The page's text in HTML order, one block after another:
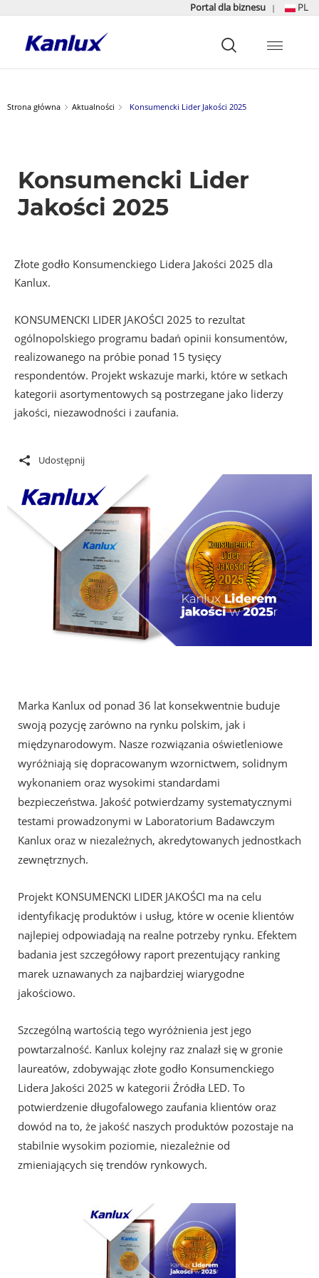
Portal dla biznesu | PL
główna
Strona główna Aktualności Konsumencki Lider Jakości 2025
Konsumencki Lider
Jakości 2025
Złote godło Konsumenckiego Lidera Jakości 2025 dla
Kanlux.
KONSUMENCKI LIDER JAKOŚCI 2025 to rezultat
ogólnopolskiego programu badań opinii konsumentów,
realizowanego na próbie ponad 15 tysięcy
respondentów. Projekt wskazuje marki, które w setkach
kategorii asortymentowych są postrzegane jako liderzy
jakości, niezawodności i zaufania.
Udostępnij
Marka Kanlux od ponad 36 lat konsekwentnie buduje
swoją pozycję zarówno na rynku polskim, jak i
międzynarodowym. Nasze rozwiązania oświetleniowe
wyróżniają się dopracowanym wzornictwem, solidnym
wykonaniem oraz wysokimi standardami
bezpieczeństwa. Jakość potwierdzamy systematycznymi
testami prowadzonymi w Laboratorium Badawczym
Kanlux oraz w niezależnych, akredytowanych jednostkach
zewnętrznych.
Projekt KONSUMENCKI LIDER JAKOŚCI ma na celu
identyfikację produktów i usług, które w ocenie klientów
najlepiej odpowiadają na realne potrzeby rynku. Efektem
badania jest szczegółowy raport prezentujący ranking
marek uznawanych za najbardziej wiarygodne
jakościowo.
Szczególną wartością tego wyróżnienia jest jego
powtarzalność. Kanlux kolejny raz znalazł się w gronie
laureatów, zdobywając złote godło Konsumenckiego
Lidera Jakości 2025 w kategorii Źródła LED. To
potwierdzenie długofalowego zaufania klientów oraz
dowód na to, że jakość naszych produktów pozostaje na
stabilnie wysokim poziomie, niezależnie od
zmieniających się trendów rynkowych.